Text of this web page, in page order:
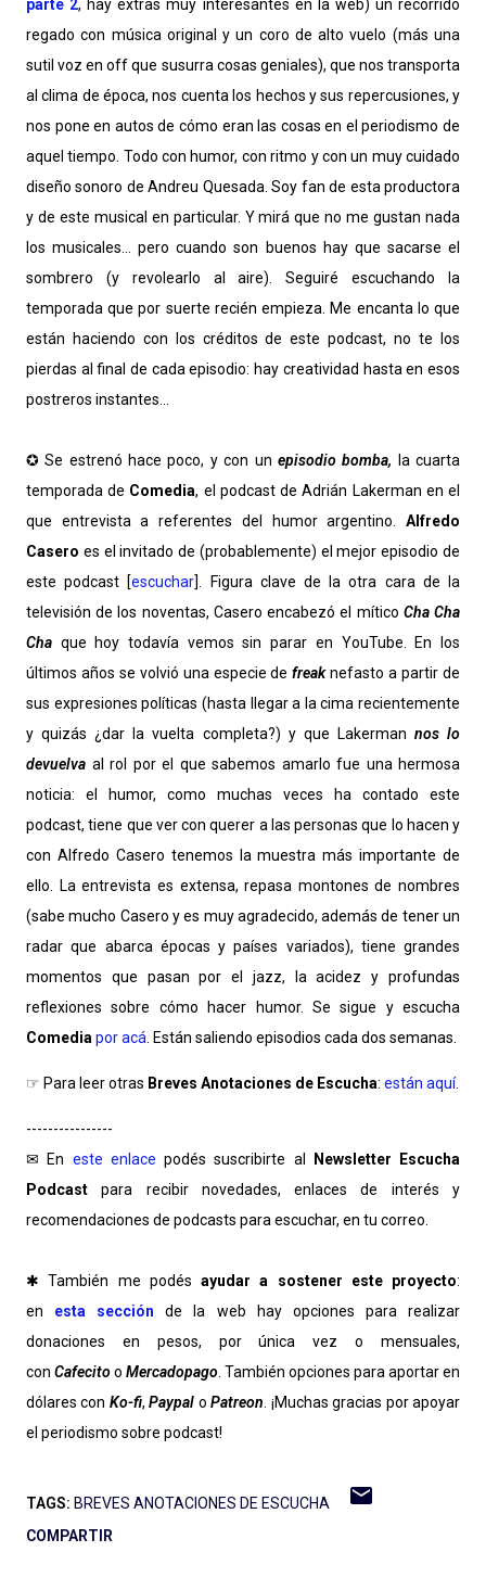
parte 2, hay extras muy interesantes en la web) un recorrido
regado con música original y un coro de alto vuelo (más una
sutil voz en off que susurra cosas geniales), que nos transporta
al clima de época, nos cuenta los hechos y sus repercusiones, y
nos pone en autos de cómo eran las cosas en el periodismo de
aquel tiempo. Todo con humor, con ritmo y con un muy cuidado
diseño sonoro de Andreu Quesada. Soy fan de esta productora
y de este musical en particular. Y mirá que no me gustan nada
los musicales... pero cuando son buenos hay que sacarse el
sombrero (y revolearlo al aire). Seguiré escuchando la
temporada que por suerte recién empieza. Me encanta lo que
están haciendo con los créditos de este podcast, no te los
pierdas al final de cada episodio: hay creatividad hasta en esos
postreros instantes...
✪ Se estrenó hace poco, y con un episodio bomba, la cuarta
temporada de Comedia, el podcast de Adrián Lakerman en el
que entrevista a referentes del humor argentino. Alfredo
Casero es el invitado de (probablemente) el mejor episodio de
este podcast [escuchar]. Figura clave de la otra cara de la
televisión de los noventas, Casero encabezó el mítico Cha Cha
Cha que hoy todavía vemos sin parar en YouTube. En los
últimos años se volvió una especie defreaknefasto a partir de
sus expresiones políticas (hasta llegar a la cima recientemente
y quizás ¿dar la vuelta completa?) y que Lakerman nos lo
devuelva al rol por el que sabemos amarlo fue una hermosa
noticia: el humor, como muchas veces ha contado este
podcast, tiene que ver con querer a las personas que lo hacen y
con Alfredo Casero tenemos la muestra más importante de
ello. La entrevista es extensa, repasa montones de nombres
(sabe mucho Casero y es muy agradecido, además de tener un
radar que abarca épocas y países variados), tiene grandes
momentos que pasan por el jazz, la acidez y profundas
reflexiones sobre cómo hacer humor. Se sigue y escucha
Comediapor acá. Están saliendo episodios cada dos semanas.
☞ Para leer otras Breves Anotaciones de Escucha: están aquí.
----------------
✉ En este enlace podés suscribirte al
Newsletter Escucha
Podcast para recibir novedades, enlaces de interés y
recomendaciones de podcasts para escuchar, en tu correo.
✱ También me podés ayudar a sostener este proyecto:
en esta sección de la web hay opciones para realizar
donaciones en pesos, por única vez o mensuales,
con Cafecitoo Mercadopago. También opciones para aportar en
dólares con Ko-fi,Paypal oPatreon. ¡Muchas gracias por apoyar
el periodismo sobre podcast!
TAGS: BREVES ANOTACIONES DE ESCUCHA
COMPARTIR